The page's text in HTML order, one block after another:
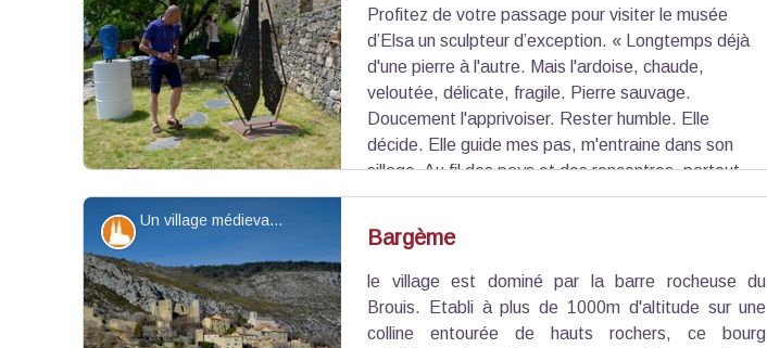
Voir l'image en plein écran
Voir l'image en plein écran
Profitez de votre passage pour visiter le musée
d’Elsa un sculpteur d’exception. « Longtemps déjà
d'une pierre à l'autre. Mais l'ardoise, chaude,
veloutée, délicate, fragile. Pierre sauvage.
Doucement l'apprivoiser. Rester humble. Elle
décide. Elle guide mes pas, m'entraine dans son
sillage. Au fil des pays et des rencontres, partout
cette attirance, cet aimant sublime. Des paillettes dans les yeux de ceux qui la
connaissent. Sous-terre ou sur terre. Dans le froid mordant ou soleil brûlant. Elle est
là. Elle palpite. Remplit ma vie. » ELSA
Un village médieval - Stefano Blanc - PNR Verdon
Patrimoine et histoire Bargème
le village est dominé par la barre rocheuse du
Brouis. Etabli à plus de 1000m d'altitude sur une
colline entourée de hauts rochers, ce bourg